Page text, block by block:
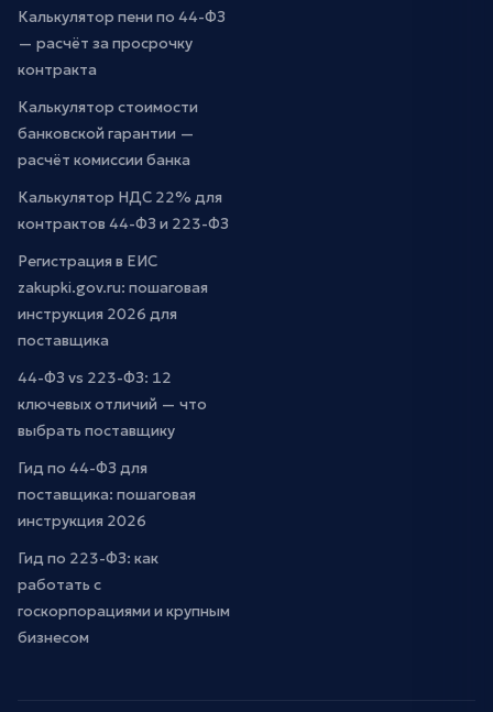
Калькулятор пени по 44-ФЗ
— расчёт за просрочку
контракта
Калькулятор стоимости
банковской гарантии —
расчёт комиссии банка
Калькулятор НДС 22% для
контрактов 44-ФЗ и 223-ФЗ
Регистрация в ЕИС
zakupki.gov.ru: пошаговая
инструкция 2026 для
поставщика
44-ФЗ vs 223-ФЗ: 12
ключевых отличий — что
выбрать поставщику
Гид по 44-ФЗ для
поставщика: пошаговая
инструкция 2026
Гид по 223-ФЗ: как
работать с
госкорпорациями и крупным
бизнесом